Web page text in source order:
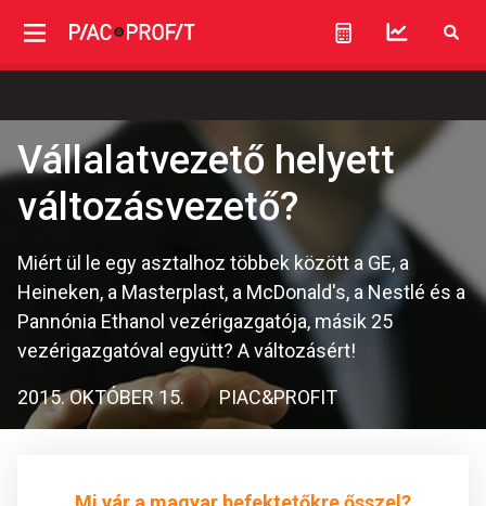
Vállalatvezető helyett
változásvezető?
Miért ül le egy asztalhoz többek között a GE, a
Heineken, a Masterplast, a McDonald's, a Nestlé és a
Pannónia Ethanol vezérigazgatója, másik 25
vezérigazgatóval együtt? A változásért!
2015. OKTÓBER 15. PIAC&PROFIT